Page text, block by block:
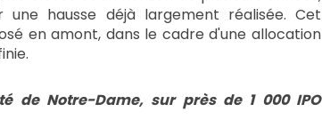
hausse déjà largement réalisée. Cet
en amont, dans le cadre d'une allocation
de Notre-Dame, sur près de 1 000 IPO